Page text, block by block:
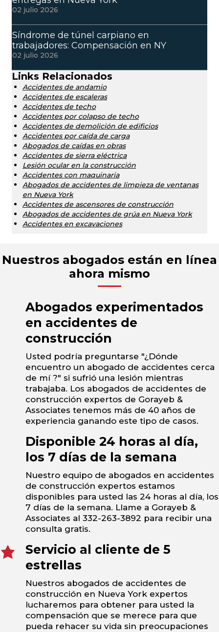
02 julio 2026
Síndrome de túnel carpiano en
trabajadores: Compensación en NY
02 julio 2026
Links Relacionados
Accidentes de andamio
Accidentes de escaleras
Accidentes de techo
Accidentes por colapso de techo
Accidentes de demolición de edificios
Accidentes por caída de carga
Abogados de caídas en obras
Accidentes de sierra eléctrica
Lesión ocular en la construcción
Accidentes con maquinaria
Abogados de accidentes de limpieza de ventanas
en Nueva York
Accidentes de ascensores de construcción
Abogados de accidentes de grúa en Nueva York
Accidentes en excavaciones
Nuestros abogados están en línea
ahora mismo
Abogados experimentados
en accidentes de
construcción
Usted podría preguntarse "¿Dónde
encuentro un abogado de accidentes cerca
de mí ?" si sufrió una lesión mientras
trabajaba. Los abogados de accidentes de
construcción expertos de Gorayeb &
Associates tenemos más de 40 años de
experiencia ganando este tipo de casos.
Disponible 24 horas al día,
los 7 días de la semana
Nuestro equipo de abogados en accidentes
de construcción expertos estamos
disponibles para usted las 24 horas al día, los
7 días de la semana. Llame a Gorayeb &
Associates al 332-263-3892 para recibir una
consulta gratis.
Servicio al cliente de 5
estrellas
Nuestros abogados de accidentes de
construcción en Nueva York expertos
lucharemos para obtener para usted la
compensación que se merece para que
pueda rehacer su vida sin preocupaciones